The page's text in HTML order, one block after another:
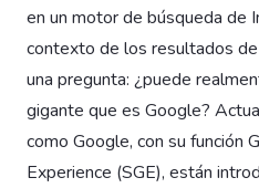
en un motor de búsqueda de
contexto de los resultados
una pregunta: ¿puede
gigante que es Google?
como Google, con su función
Experience (SGE), están